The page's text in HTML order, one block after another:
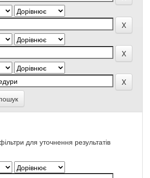
для уточнення результатів